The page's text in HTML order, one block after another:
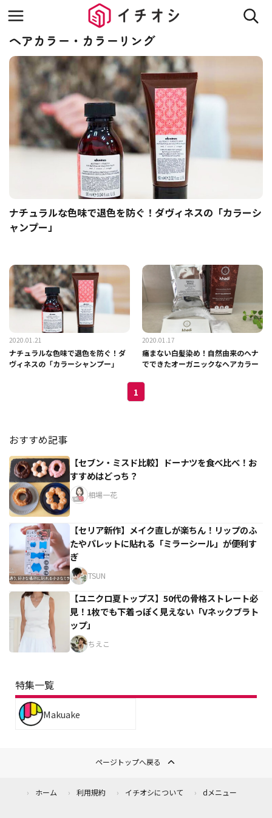
ヘアカラー・カラーリング
ナチュラルな色味で退色を防ぐ！ダヴィネスの「カラーシ
ャンプー」
2020.01.21
ナチュラルな色味で退色を防ぐ！ダ
ヴィネスの「カラーシャンプー」
2020.01.17
痛まない白髪染め！自然由来のヘナ
でできたオーガニックなヘアカラー
1
おすすめ記事
【セブン・ミスド比較】ドーナツを食べ比べ！お
すすめはどっち？
相場一花
【セリア新作】メイク直しが楽ちん！リップのふ
たやパレットに貼れる「ミラーシール」が便利す
ぎ
TSUN
【ユニクロ夏トップス】50代の骨格ストレート必
見！1枚でも下着っぽく見えない「Vネックブラト
ップ」
ちえこ
特集一覧
Makuake
ページトップへ戻る
ホーム 利用規約 イチオシについて dメニュー